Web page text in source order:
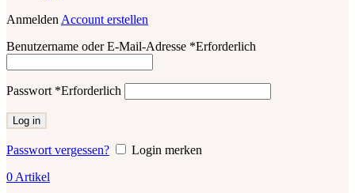
Anmelden Account erstellen
Benutzername oder E-Mail-Adresse *Erforderlich
Passwort *Erforderlich
Log in
Passwort vergessen?
Login merken
0 Artikel